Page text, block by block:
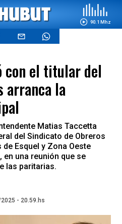
90.1 Mhz
con el titular del
arranca la
Matias Taccetta
del Sindicato de Obreros
Esquel y Zona Oeste
en una reunión que se
las paritarias.
- 20.59.hs